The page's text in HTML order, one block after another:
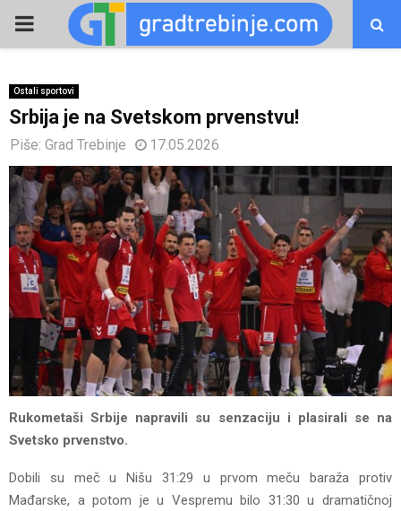
PRIMARY
Ostali sportovi
Srbija je na Svetskom prvenstvu!
Piše: Grad Trebinje 17.05.2026
Rukometaši Srbije napravili su senzaciju i plasirali se na
Svetsko prvenstvo.
Dobili su meč u Nišu 31:29 u prvom meču baraža protiv
Mađarske, a potom je u Vespremu bilo 31:30 u dramatičnoj